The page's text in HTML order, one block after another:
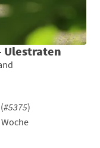
Ulestraten
#5375)